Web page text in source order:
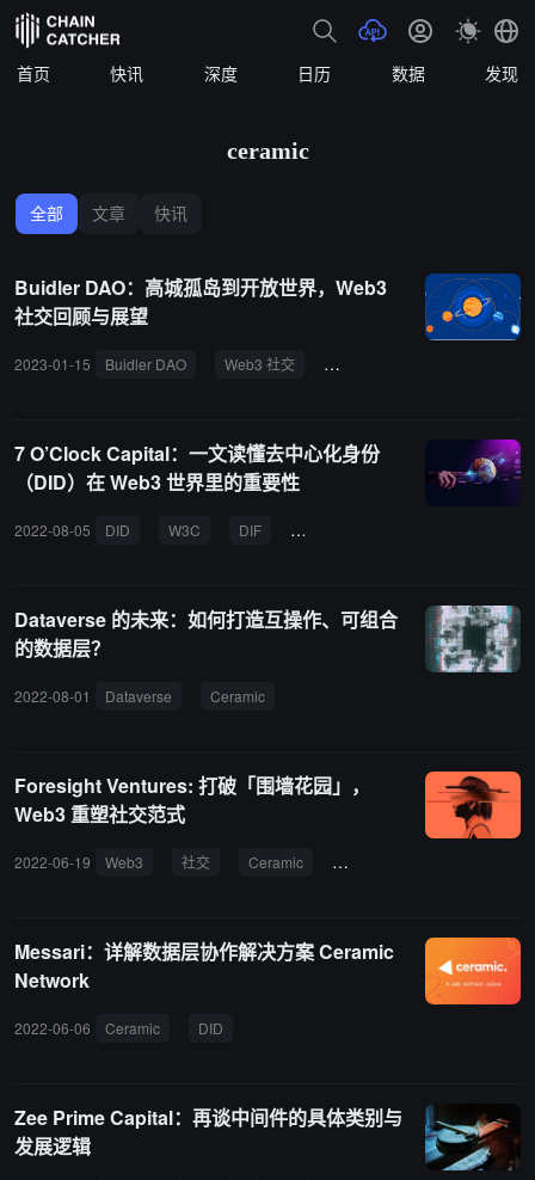
首页 快讯 深度 日历 数据 发现
ceramic
全部 文章 快讯
Buidler DAO：高城孤岛到开放世界，Web3
社交回顾与展望
2023-01-15 Buidler DAO Web3 社交 Deso
7 O’Clock Capital：一文读懂去中心化身份
（DID）在 Web3 世界里的重要性
2022-08-05 DID W3C DIF 可验证声明
Dataverse 的未来：如何打造互操作、可组合
的数据层？
2022-08-01 Dataverse Ceramic
Foresight Ventures: 打破「围墙花园」，
Web3 重塑社交范式
2022-06-19 Web3 社交 Ceramic Project
Messari：详解数据层协作解决方案 Ceramic
Network
2022-06-06 Ceramic DID
Zee Prime Capital：再谈中间件的具体类别与
发展逻辑